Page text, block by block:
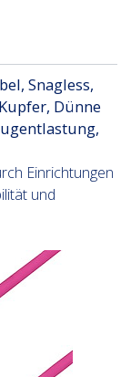
Snagless,
Dünne
Einrichtungen
und